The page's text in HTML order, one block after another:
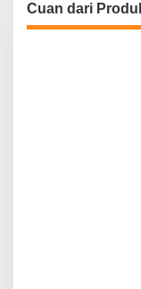
Cuan dari